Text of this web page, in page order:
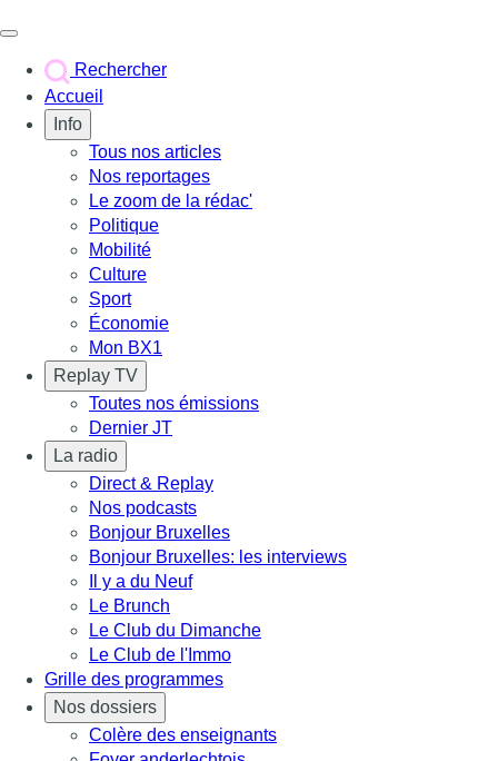
Rechercher
Accueil
Info
Tous nos articles
Nos reportages
Le zoom de la rédac'
Politique
Mobilité
Culture
Sport
Économie
Mon BX1
Replay TV
Toutes nos émissions
Dernier JT
La radio
Direct & Replay
Nos podcasts
Bonjour Bruxelles
Bonjour Bruxelles: les interviews
Il y a du Neuf
Le Brunch
Le Club du Dimanche
Le Club de l'Immo
Grille des programmes
Nos dossiers
Colère des enseignants